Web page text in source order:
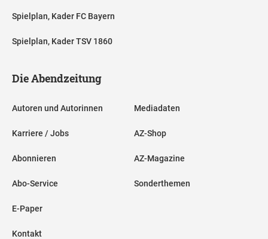
Spielplan, Kader FC Bayern
Spielplan, Kader TSV 1860
Die Abendzeitung
Autoren und Autorinnen
Karriere / Jobs
Abonnieren
Abo-Service
E-Paper
Kontakt
Mediadaten
AZ-Shop
AZ-Magazine
Sonderthemen